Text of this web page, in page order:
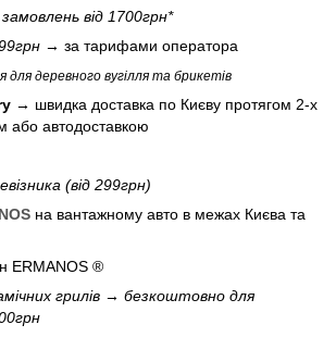
від 1700грн*
→ за тарифами оператора
для деревного вугілля та брикетів
→ швидка доставка по Києву протягом 2-х
або автодоставкою
(від 299грн)
на вантажному авто в межах Києва та
грилів → безкоштовно для